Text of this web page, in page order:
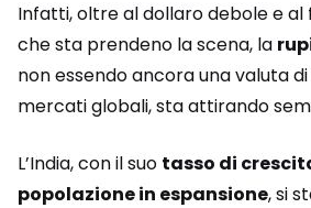
Infatti, oltre al dollaro debole e al
che sta prendeno la scena, la
non essendo ancora una valuta
mercati globali, sta attirando
L’India, con il suo tasso di
popolazione in espansione, si